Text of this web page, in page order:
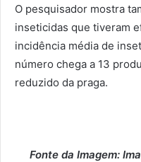
O pesquisador mostra
inseticidas que tiveram
incidência média de
número chega a 13
reduzido da praga.
Fonte da Imagem: